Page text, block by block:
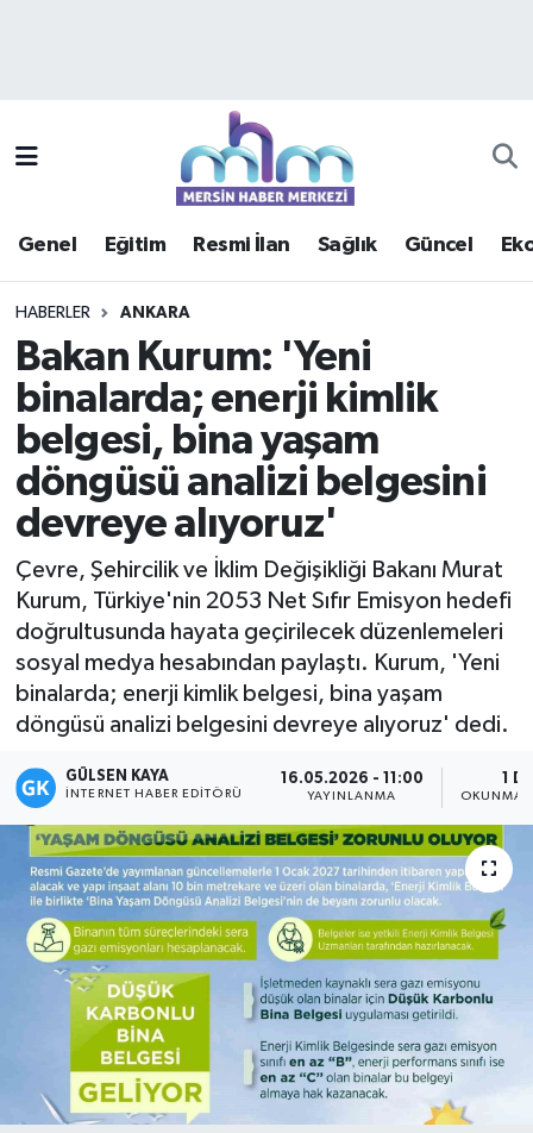
Genel Eğitim Resmi İlan Sağlık Güncel
HABERLER ANKARA
Bakan Kurum: 'Yeni
binalarda; enerji kimlik
belgesi, bina yaşam
döngüsü analizi belgesini
devreye alıyoruz'
Çevre, Şehircilik ve İklim Değişikliği Bakanı Murat
Kurum, Türkiye'nin 2053 Net Sıfır Emisyon hedefi
doğrultusunda hayata geçirilecek düzenlemeleri
sosyal medya hesabından paylaştı. Kurum, 'Yeni
binalarda; enerji kimlik belgesi, bina yaşam
döngüsü analizi belgesini devreye alıyoruz' dedi.
GÜLSEN KAYA
İNTERNET HABER EDITÖRÜ
16.05.2026 - 11:00
YAYINLANMA
1 DK
OKUNMA
Güncel
Haberde insan
Kültür - Sanat
Magazin
Mersin
Mersin Tarihi
Resmi İlan
Sağlık
Spor
Sürmanşet
Teknoloji
Mersin Trafik Yoğunluk Haritası
Süper Lig Puan Durumu ve Fikstür
Haber Arşivi